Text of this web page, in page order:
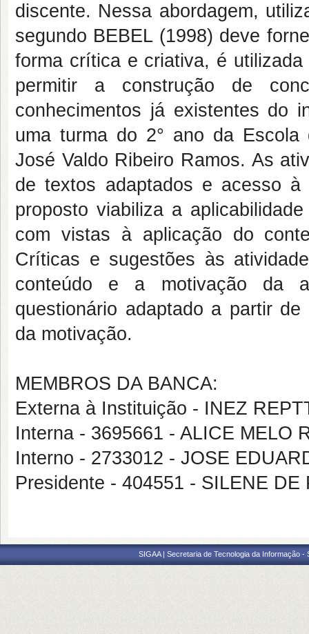
discente. Nessa abordagem,
segundo BEBEL (1998) deve
forma crítica e criativa, é
permitir a construção de
conhecimentos já existentes do
uma turma do 2° ano da Escola
José Valdo Ribeiro Ramos. As
de textos adaptados e acesso
proposto viabiliza a
com vistas à aplicação do
Críticas e sugestões às
conteúdo e a motivação da
questionário adaptado a partir
da motivação.
MEMBROS DA BANCA:
Externa à Instituição - INEZ
Interna - 3695661 - ALICE MELO
Interno - 2733012 - JOSE
Presidente - 404551 - SILENE DE
SIGAA | Secretaria de Tecnologia da Informação